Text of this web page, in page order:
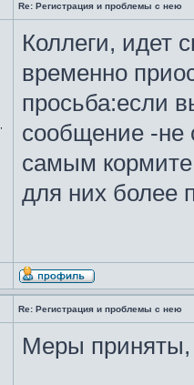
Re: Регистрация и проблемы с нею
Коллеги, идет
временно
просьба:если
сообщение -не
самым
для них более
Re: Регистрация и проблемы с нею
Меры приняты,